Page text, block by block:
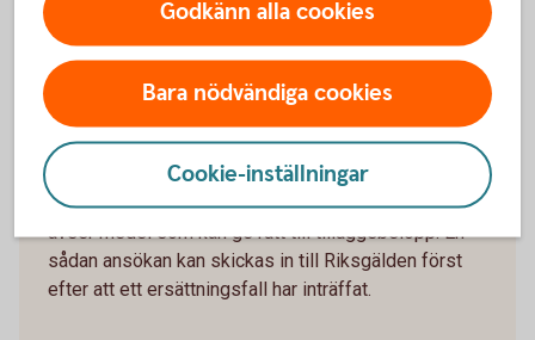
upphörande av anställning, bodelning, pension,
sjukdom, invaliditet eller dödsfall. När det gäller
tilläggsbeloppet gäller vissa särskilda regler. Det
krävs exempelvis att insättningen ska ha gjorts inom
de senaste 12 månaderna och en insättare som vill
ansöka om tilläggsbelopp måste själv skicka in en
ansökan till Riksgälden och visa att insättningarna
avser medel som kan ge rätt till tilläggsbelopp. En
sådan ansökan kan skickas in till Riksgälden först
efter att ett ersättningsfall har inträffat.
Godkänn alla cookies
Bara nödvändiga cookies
Cookie-inställningar